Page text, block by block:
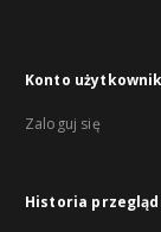
Konto
Zaloguj się
Historia